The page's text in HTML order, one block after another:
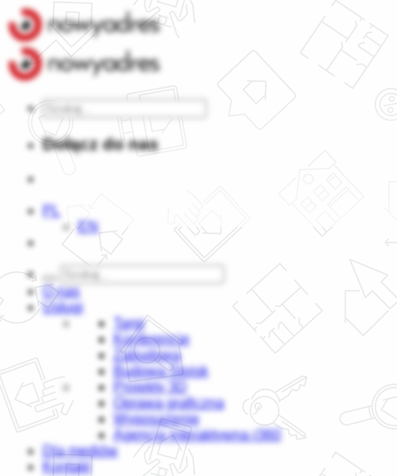
Dołącz do nas
PL
EN
O nas
Usługi
Targi
Konferencje
Zabudowa
Budowa Stoisk
Projekty 3D
Oprawa graficzna
Wyposażenie
Agencja interaktywna r360
Dla mediów
Kontakt